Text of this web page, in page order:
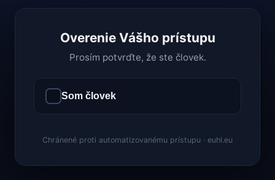
Overenie Vášho prístupu
Prosím potvrďte, že ste človek.
Som človek
Chránené proti automatizovanému prístupu · euhl.eu